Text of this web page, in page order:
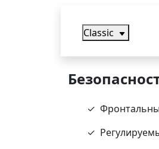
Classic